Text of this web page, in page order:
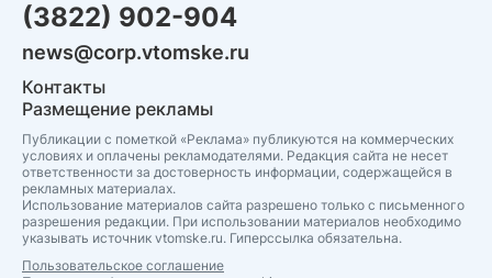
(3822) 902-904
news@corp.vtomske.ru
Контакты
Размещение рекламы
Публикации с пометкой «Реклама» публикуются на коммерческих
условиях и оплачены рекламодателями. Редакция сайта не несет
ответственности за достоверность информации, содержащейся в
рекламных материалах.
Использование материалов сайта разрешено только с письменного
разрешения редакции. При использовании материалов необходимо
указывать источник vtomske.ru. Гиперссылка обязательна.
Пользовательское соглашение